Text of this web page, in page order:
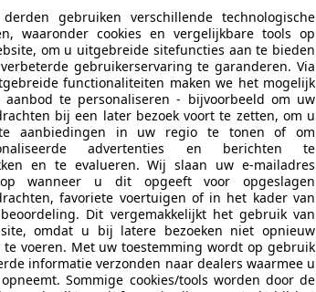
gebruiken verschillende technologische
waaronder cookies en vergelijkbare tools op
om u uitgebreide sitefuncties aan te bieden
gebruikerservaring te garanderen. Via
functionaliteiten maken we het mogelijk
aanbod te personaliseren - bijvoorbeeld om uw
bij een later bezoek voort te zetten, om u
aanbiedingen in uw regio te tonen of om
advertenties en berichten te
en te evalueren. Wij slaan uw e-mailadres
wanneer u dit opgeeft voor opgeslagen
favoriete voertuigen of in het kader van
Dit vergemakkelijkt het gebruik van
omdat u bij latere bezoeken niet opnieuw
voeren. Met uw toestemming wordt op gebruik
informatie verzonden naar dealers waarmee u
Sommige cookies/tools worden door de